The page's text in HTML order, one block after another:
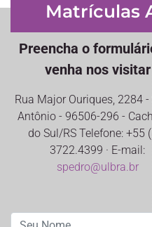
Matrículas
Preencha o
venha nos visitar
Rua Major Ouriques, 2284 -
Antônio - 96506-296 -
do Sul/RS Telefone: +55
3722.4399 · E-mail:
spedro@ulbra.br